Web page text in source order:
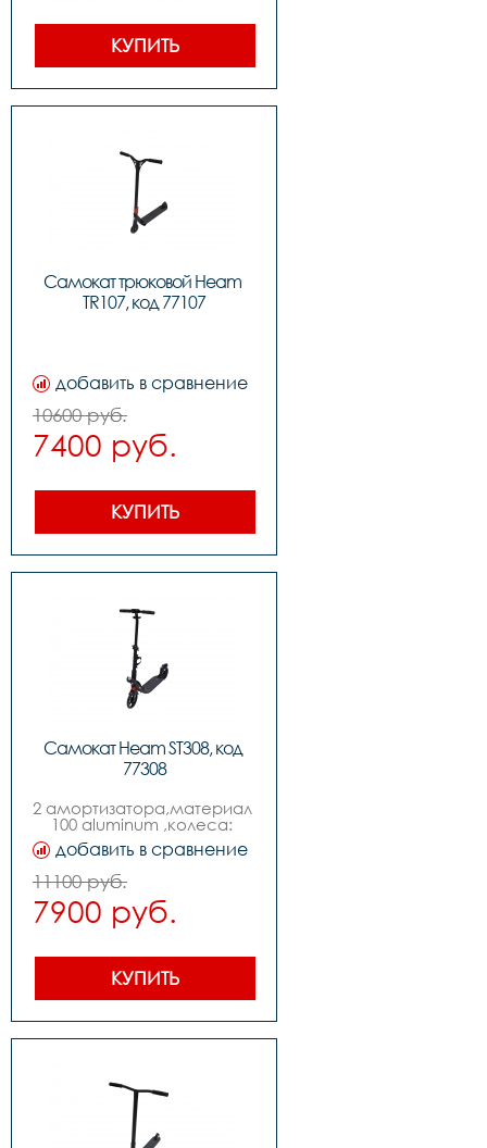
КУПИТЬ
Самокат трюковой Heam
TR107, код 77107
добавить в сравнение
10600 руб.
7400 руб.
КУПИТЬ
Самокат Heam ST308, код
77308
2 амортизатора,материал
100 aluminum ,колеса:
200mm pu,нагрузка: 100kgs
,подшипники: abec-7
carbon steel
добавить в сравнение
11100 руб.
7900 руб.
КУПИТЬ